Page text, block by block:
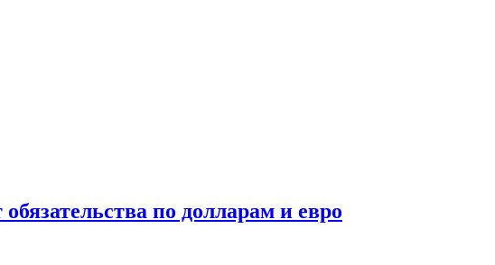
по долларам и евро